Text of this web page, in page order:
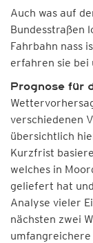
Auch was auf
Bundesstraßen
Fahrbahn nass
erfahren sie bei
Prognose für
verschiedenen
übersichtlich
Kurzfrist
welches in
geliefert hat
Analyse vieler
nächsten zwei
umfangreichere